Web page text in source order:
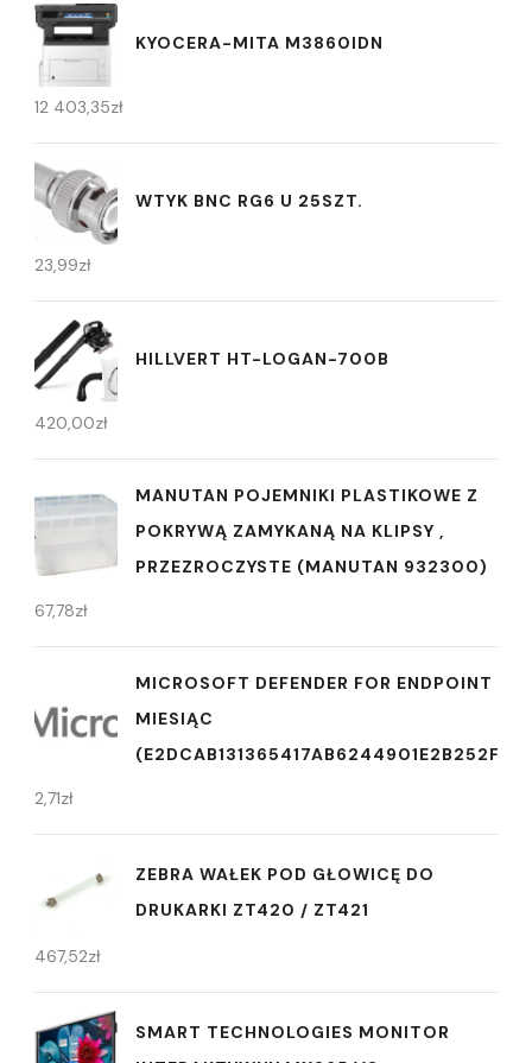
KYOCERA-MITA M3860IDN
12 403,35zł
WTYK BNC RG6 U 25SZT.
23,99zł
HILLVERT HT-LOGAN-700B
420,00zł
MANUTAN POJEMNIKI PLASTIKOWE Z
POKRYWĄ ZAMYKANĄ NA KLIPSY ,
PRZEZROCZYSTE (MANUTAN 932300)
67,78zł
MICROSOFT DEFENDER FOR ENDPOINT 1
MIESIĄC
(E2DCAB131365417AB6244901E2B252F5)
2,71zł
ZEBRA WAŁEK POD GŁOWICĘ DO
DRUKARKI ZT420 / ZT421
467,52zł
SMART TECHNOLOGIES MONITOR